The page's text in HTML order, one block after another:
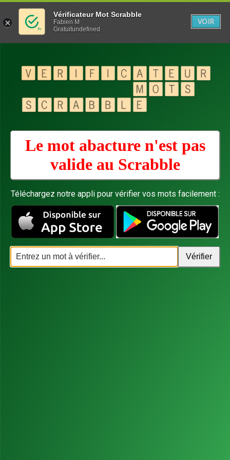
Le mot abacture n'est pas
valide au Scrabble
Téléchargez notre appli pour vérifier vos mots facilement :
Vérificateur Mot Scrabble
Fabien M
Gratuitundefined
VOIR